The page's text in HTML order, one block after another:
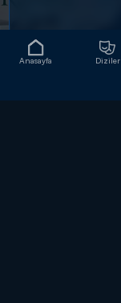
Anasayfa Diziler